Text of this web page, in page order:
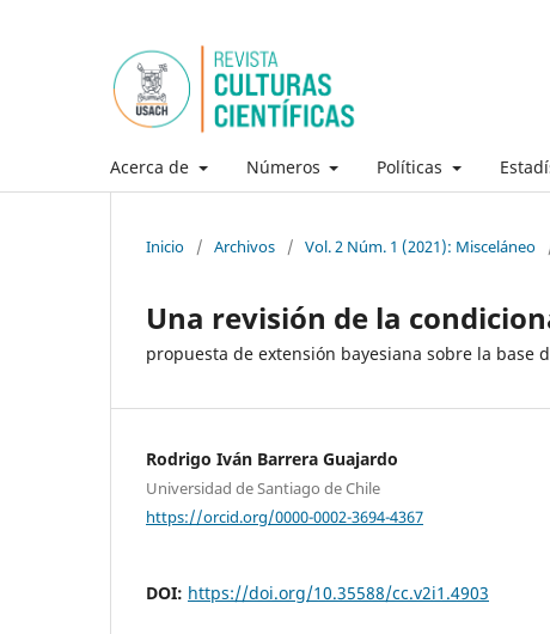
Acerca de Números Políticas
Inicio / Archivos / Vol. 2 Núm. 1 (2021): Misceláneo
Una revisión de la
propuesta de extensión bayesiana sobre la base
Rodrigo Iván Barrera Guajardo
Universidad de Santiago de Chile
https://orcid.org/0000-0002-3694-4367
DOI: https://doi.org/10.35588/cc.v2i1.4903